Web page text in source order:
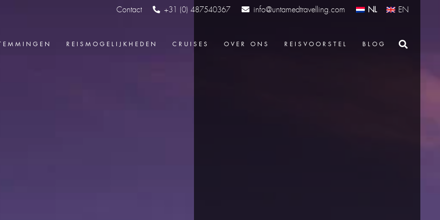
Contact +31 (0) 487540367 info@untamedtravelling.com NL EN
REISMOGELIJKHEDEN CRUISES OVER ONS REISVOORSTEL BLOG